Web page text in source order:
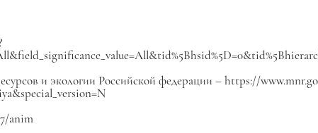
и экологии Российской федерации – https://
anim